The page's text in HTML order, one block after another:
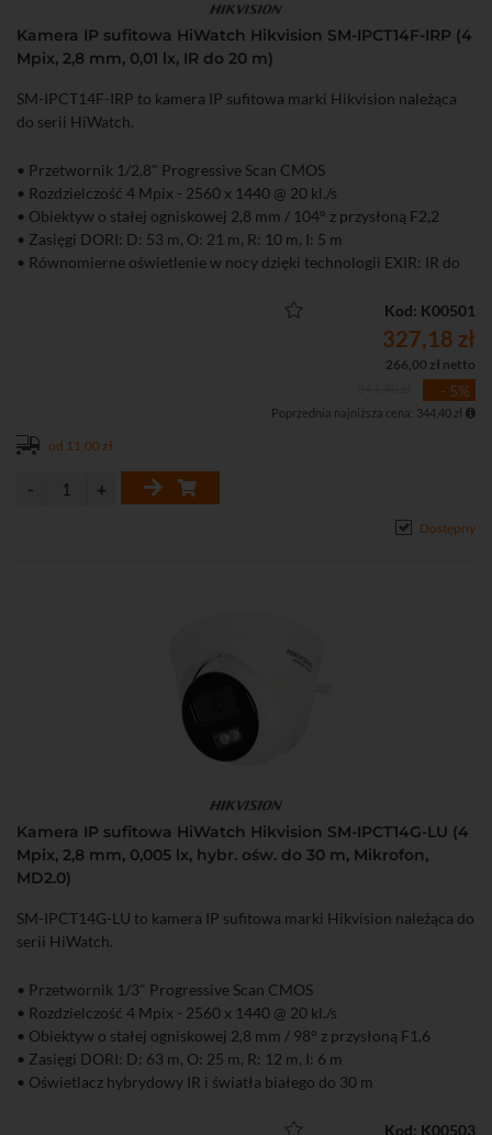
Kamera IP sufitowa HiWatch Hikvision SM-IPCT14F-IRP (4
Mpix, 2,8 mm, 0,01 lx, IR do 20 m)
SM-IPCT14F-IRP to kamera IP sufitowa marki Hikvision należąca
do serii HiWatch.
• Przetwornik 1/2,8" Progressive Scan CMOS
• Rozdzielczość 4 Mpix - 2560 x 1440 @ 20 kl./s
• Obiektyw o stałej ogniskowej 2,8 mm / 104° z przysłoną F2,2
• Zasięgi DORI: D: 53 m, O: 21 m, R: 10 m, I: 5 m
• Równomierne oświetlenie w nocy dzięki technologii EXIR: IR do
• Kompresja H.265+/H.265/H.264+/H.264
• Aplikacja na komputer iVMS-4200 i smartfona Hik-Connect
• Stopień ochrony: IP67
• Zasilanie DC 12 V lub PoE (802.3af)
Kod: K00501
327,18 zł
266,00 zł netto
- 5%
Poprzednia najniższa cena: 344,40 zł
od 11,00 zł
Dostępny
Kamera IP sufitowa HiWatch Hikvision SM-IPCT14G-LU (4
Mpix, 2,8 mm, 0,005 lx, hybr. ośw. do 30 m, Mikrofon,
MD2.0)
SM-IPCT14G-LU to kamera IP sufitowa marki Hikvision należąca do
serii HiWatch.
• Przetwornik 1/3" Progressive Scan CMOS
• Rozdzielczość 4 Mpix - 2560 x 1440 @ 20 kl./s
• Obiektyw o stałej ogniskowej 2,8 mm / 98° z przysłoną F1,6
• Zasięgi DORI: D: 63 m, O: 25 m, R: 12 m, I: 6 m
• Oświetlacz hybrydowy IR i światła białego do 30 m
• Kompresja H.265+/H.265/H.264+/H.264/
Kod: K00503